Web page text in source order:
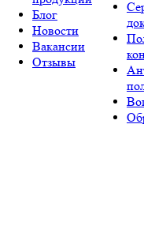
Блог
Новости
Вакансии
Отзывы